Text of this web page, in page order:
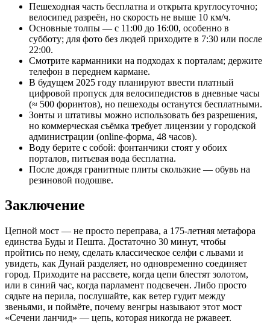
Пешеходная часть бесплатна и открыта круглосуточно;
велосипед разреён, но скорость не выше 10 км/ч.
Основные толпы — с 11:00 до 16:00, особенно в
субботу; для фото без людей приходите в 7:30 или после
22:00.
Смотрите карманники на подходах к порталам; держите
телефон в переднем кармане.
В будущем 2025 году планируют ввести платный
цифровой пропуск для велосипедистов в дневные часы
(≈ 500 форинтов), но пешеходы останутся бесплатными.
Зонты и штативы можно использовать без разрешения,
но коммерческая съёмка требует лицензии у городской
администрации (online-форма, 48 часов).
Воду берите с собой: фонтанчики стоят у обоих
порталов, питьевая вода бесплатна.
После дождя гранитные плиты скользкие — обувь на
резиновой подошве.
Заключение
Цепной мост — не просто переправа, а 175-летняя метафора
единства Буды и Пешта. Достаточно 30 минут, чтобы
пройтись по нему, сделать классическое селфи с львами и
увидеть, как Дунай разделяет, но одновременно соединяет
город. Приходите на рассвете, когда цепи блестят золотом,
или в синий час, когда парламент подсвечен. Либо просто
сядьте на перила, послушайте, как ветер гудит между
звеньями, и поймёте, почему венгры называют этот мост
«Сечени ланчид» — цепь, которая никогда не ржавеет.